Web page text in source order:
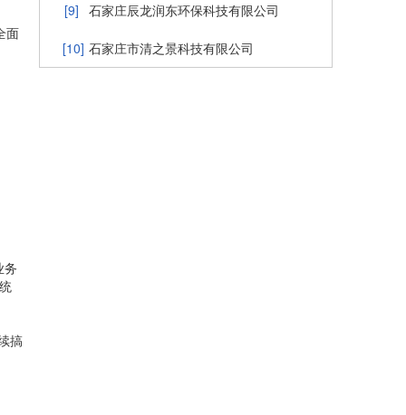
面
务
搞
[9] 石家庄辰龙润东环保科技有限公司
[10] 石家庄市清之景科技有限公司